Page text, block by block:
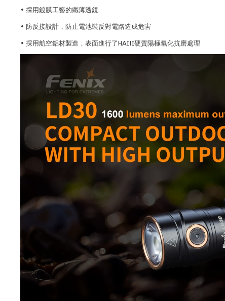
• 採用鍍膜工藝的纖薄透鏡
• 防反接設計，防止電池裝反對電路造成危害
• 採用航空鋁材製造，表面進行了HAIII硬質陽極氧化抗磨處理